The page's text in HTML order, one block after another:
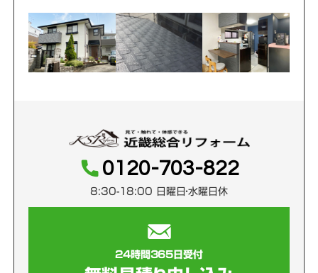
0120-703-822
8:30-18:00 日曜日・水曜日休
24時間365日受付